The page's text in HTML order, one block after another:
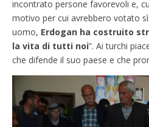
incontrato persone favorevoli e,
motivo per cui avrebbero votato
uomo, Erdogan ha costruito
la vita di tutti noi”. Ai turchi
che difende il suo paese e che